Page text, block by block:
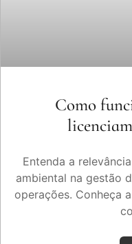
Como
Entenda a
ambiental na gestão
operações. Conheça